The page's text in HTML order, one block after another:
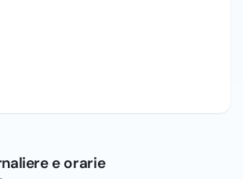
e orarie